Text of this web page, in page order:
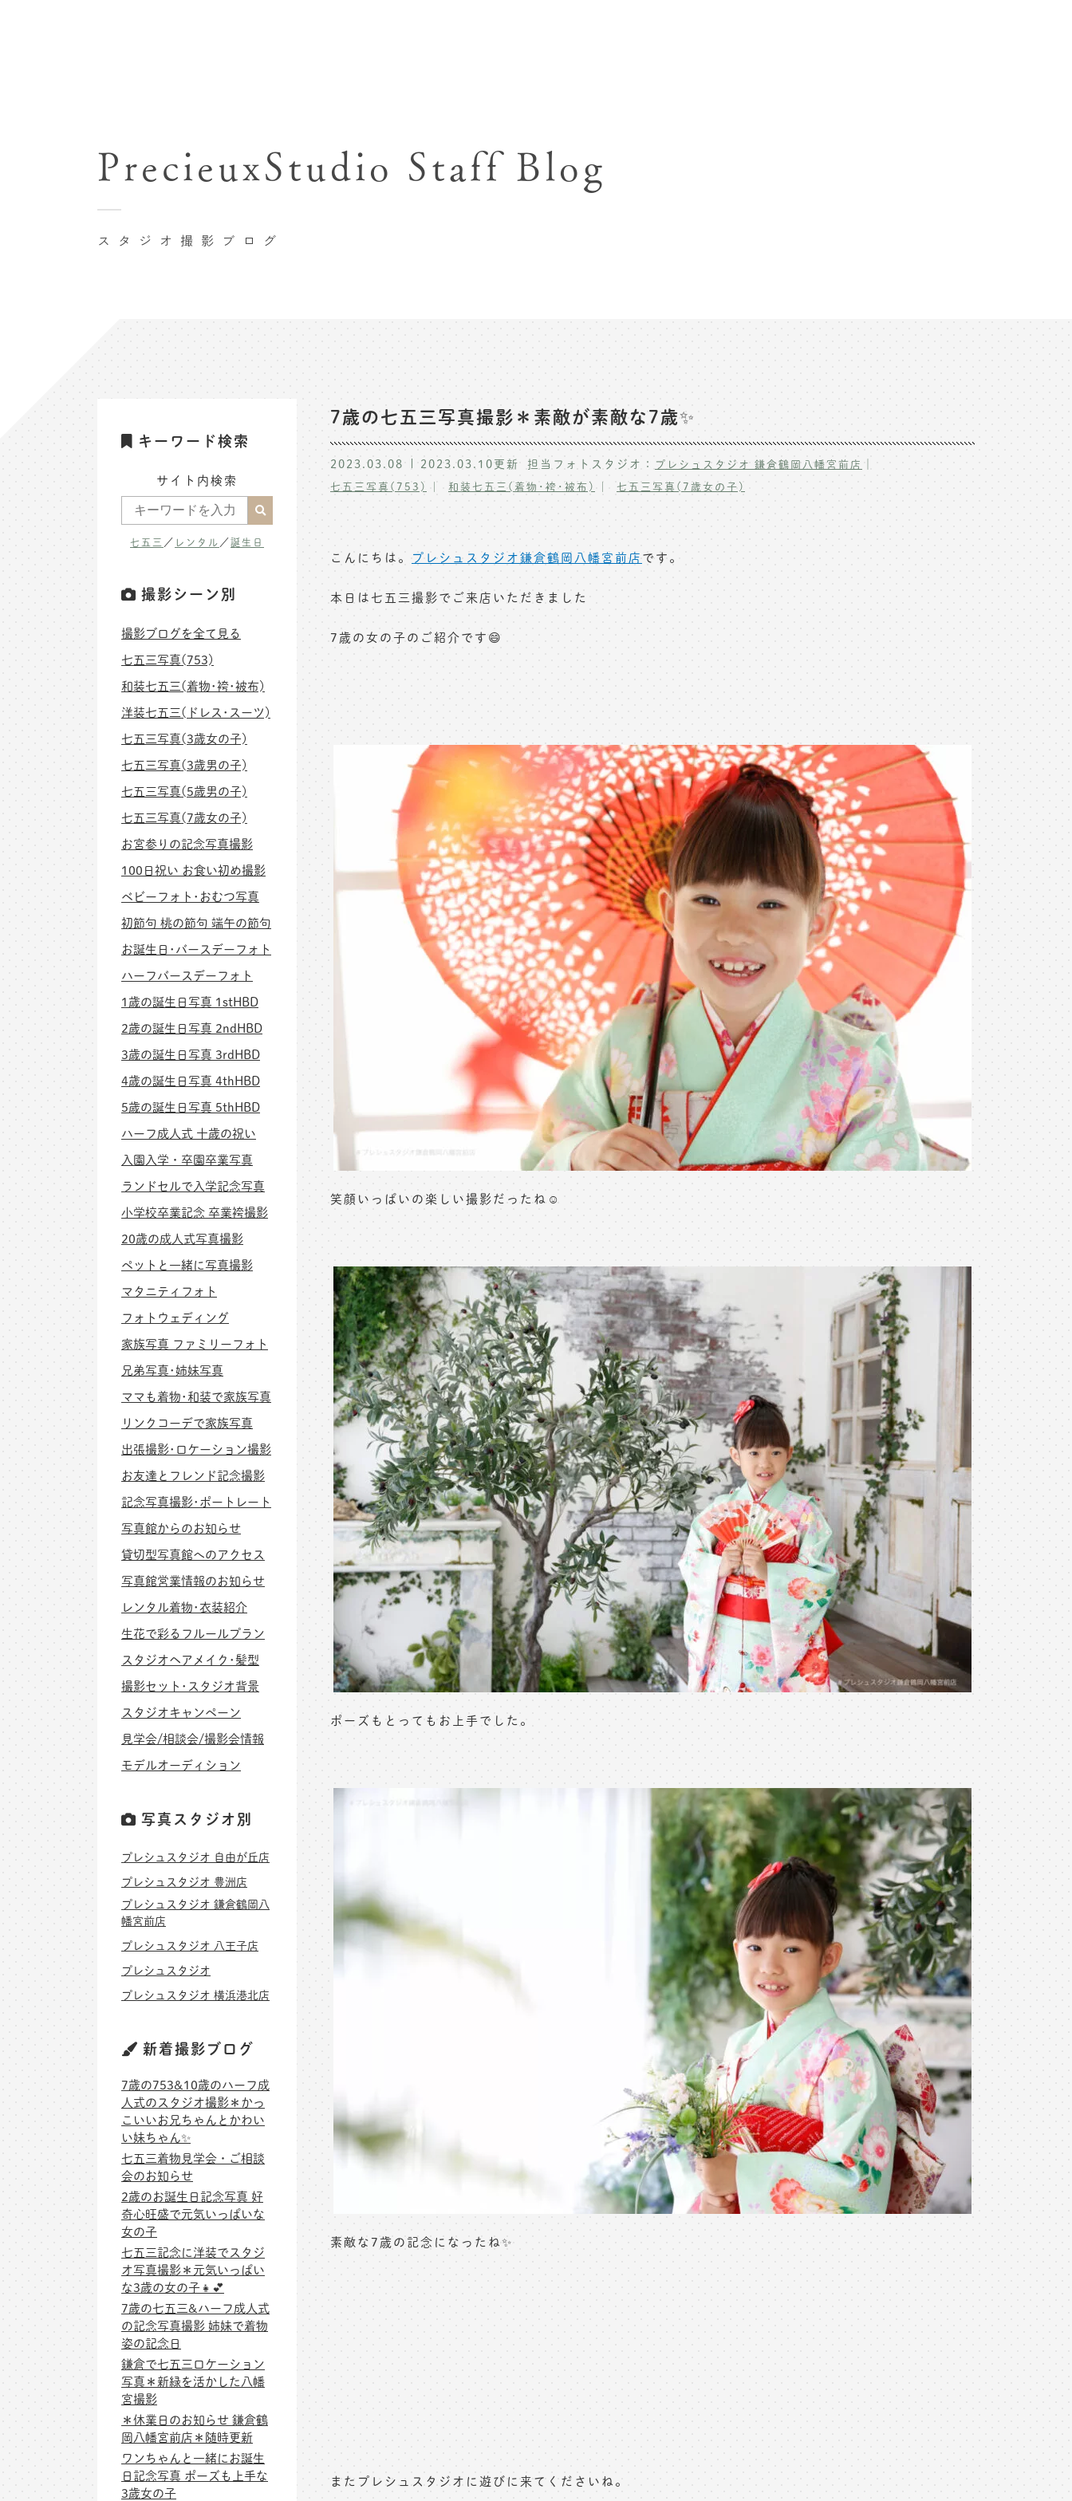
卒業袴･卒業写真撮影
入園入学･卒園卒業記念撮影
ハーフ成人式･10歳の祝い記念撮影
マタニティフォト撮影
自由が丘店
八王子店
横浜港北店 et Fleur
スタジオ撮影ブログ
PrecieuxStudio Staff Blog
7歳の七五三写真撮影＊素敵が素敵な7歳✨
2023.03.08 2023.03.10更新 担当フォトスタジオ： プレシュスタジオ 鎌倉鶴岡八幡宮前店 ｜
七五三写真(753) 和装七五三(着物･袴･被布) 七五三写真(7歳女の子)
こんにちは。 プレシュスタジオ鎌倉鶴岡八幡宮前店です。
本日は七五三撮影でご来店いただきました
7歳の女の子のご紹介です😄
笑顔いっぱいの楽しい撮影だったね☺️
ポーズもとってもお上手でした。
素敵な7歳の記念になったね✨
またプレシュスタジオに遊びに来てくださいね。
キーワード検索
サイト内検索
七五三 ／ レンタル ／誕生日
撮影シーン別
撮影ブログを全て見る
七五三写真(753)
和装七五三(着物･袴･被布)
洋装七五三(ドレス･スーツ)
七五三写真(3歳女の子)
七五三写真(3歳男の子)
七五三写真(5歳男の子)
七五三写真(7歳女の子)
お宮参りの記念写真撮影
100日祝い お食い初め撮影
ベビーフォト･おむつ写真
初節句 桃の節句 端午の節句
お誕生日･バースデーフォト
ハーフバースデーフォト
1歳の誕生日写真 1stHBD
2歳の誕生日写真 2ndHBD
3歳の誕生日写真 3rdHBD
4歳の誕生日写真 4thHBD
5歳の誕生日写真 5thHBD
ハーフ成人式 十歳の祝い
入園入学・卒園卒業写真
ランドセルで入学記念写真
小学校卒業記念 卒業袴撮影
20歳の成人式写真撮影
ペットと一緒に写真撮影
マタニティフォト
フォトウェディング
家族写真 ファミリーフォト
兄弟写真･姉妹写真
ママも着物･和装で家族写真
リンクコーデで家族写真
出張撮影･ロケーション撮影
お友達とフレンド記念撮影
記念写真撮影･ポートレート
写真館からのお知らせ
貸切型写真館へのアクセス
写真館営業情報のお知らせ
レンタル着物･衣装紹介
生花で彩るフルールプラン
スタジオヘアメイク･髪型
撮影セット･スタジオ背景
スタジオキャンペーン
見学会/相談会/撮影会情報
モデルオーディション
写真スタジオ別
プレシュスタジオ 自由が丘店
プレシュスタジオ 豊洲店
プレシュスタジオ 鎌倉鶴岡八
幡宮前店
プレシュスタジオ 八王子店
プレシュスタジオ
プレシュスタジオ 横浜港北店
新着撮影ブログ
7歳の753&10歳のハーフ成
人式のスタジオ撮影＊かっ
こいいお兄ちゃんとかわい
い妹ちゃん✨
七五三着物見学会・ご相談
会のお知らせ
2歳のお誕生日記念写真 好
奇心旺盛で元気いっぱいな
女の子
七五三記念に洋装でスタジ
オ写真撮影＊元気いっぱい
な3歳の女の子👧💕
7歳の七五三&ハーフ成人式
の記念写真撮影 姉妹で着物
姿の記念日
鎌倉で七五三ロケーション
写真＊新緑を活かした八幡
宮撮影
＊休業日のお知らせ 鎌倉鶴
岡八幡宮前店＊随時更新
ワンちゃんと一緒にお誕生
日記念写真 ポーズも上手な
3歳女の子